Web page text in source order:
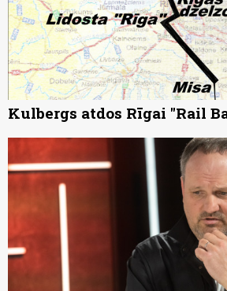
Kulbergs atdos Rīgai "Rail